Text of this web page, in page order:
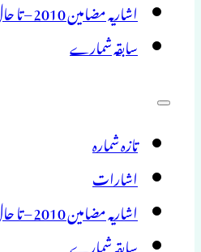
اشاریہ مضامین 2010 – تا حال
سابقہ شمارے
تازہ شمارہ
اشارات
اشاریہ مضامین 2010 – تا حال
سابقہ شمارے